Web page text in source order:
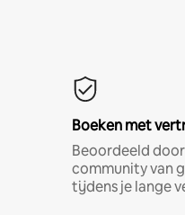
Boeken met
Beoordeeld
community van
tijdens je lange